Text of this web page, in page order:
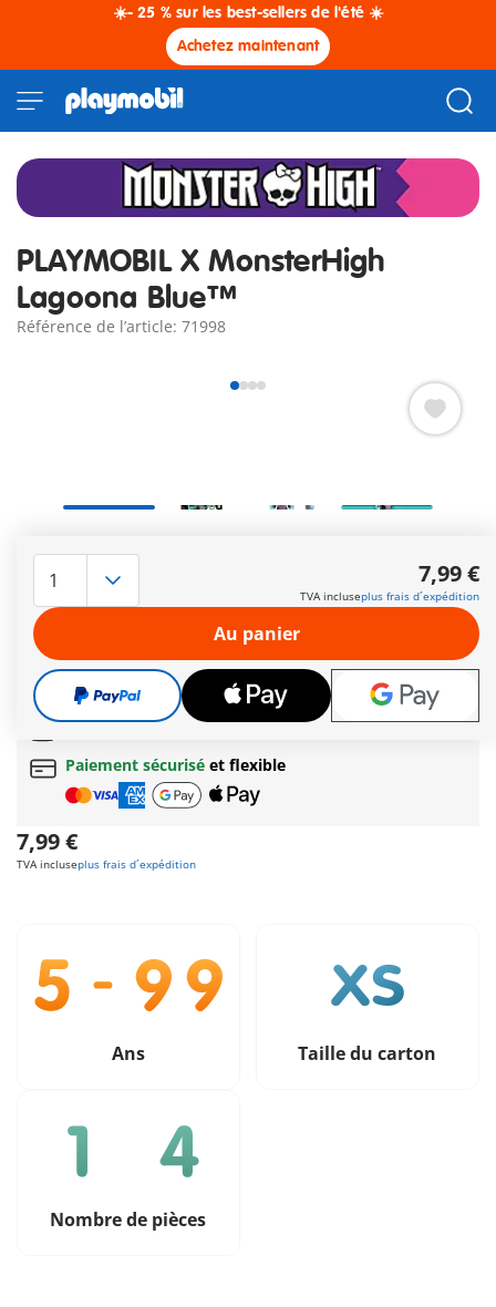
☀️- 25 % sur les best-sellers de l'été ☀️
Achetez maintenant
PLAYMOBIL X MonsterHigh
Lagoona Blue™
Référence de l’article: 71998
inspirés de l'océan, Lagoona Blue apporte une véritable
touche de magie marine à l'univers Monster High™ ! Avec : un
sac transparent dans le style PLAYMOBIL et son ami poisson.
Un rêve sous-marin pour tous ceux qui souhaitent ajouter
une touche de charme aquatique à leur collection.
Autres informations
Cadeauincroyable offert dès 35 € d’achat!
Livraison gratuitepour toute commande dès60 €
Paiement sécurisé et flexible
7,99 €
TVA incluseplus frais d´expédition
7,99 €
TVA incluseplus frais d´expédition
Au panier
Ans Taille du carton
Nombre de pièces